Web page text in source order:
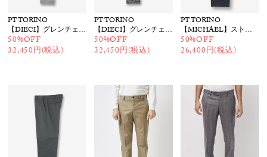
PT TORINO
【DIECI】グレンチェック柄 パンツ
50%OFF
32,450円(税込)
PT TORINO
【DIECI】グレンチェック柄 パンツ
50%OFF
32,450円(税込)
PT TORINO
【MICHAEL】ストレッチ ツイルワイドパンツ
50%OFF
26,400円(税込)